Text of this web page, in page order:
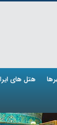
هتل های